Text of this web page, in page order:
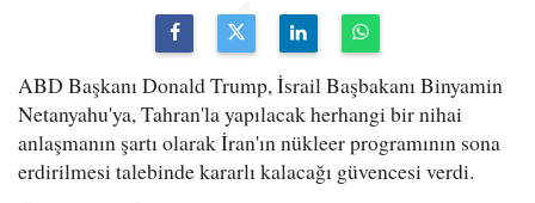
ABD Başkanı Donald Trump, İsrail Başbakanı Binyamin
Netanyahu'ya, Tahran'la yapılacak herhangi bir nihai
anlaşmanın şartı olarak İran'ın nükleer programının sona
erdirilmesi talebinde kararlı kalacağı güvencesi verdi.